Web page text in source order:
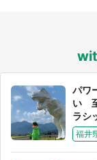
パワ
い
ラシ
福井